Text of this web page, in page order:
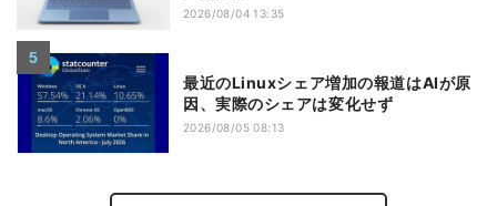
2026/08/04 13:35
最近のLinuxシェア増加の報道はAIが原
因、実際のシェアは変化せず
2026/08/05 08:13